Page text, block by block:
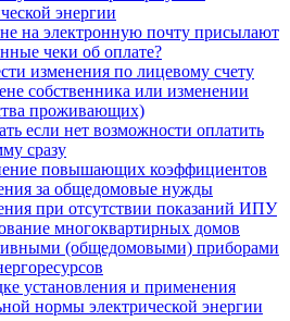
энергии
на электронную почту присылают
чеки об оплате?
изменения по лицевому счету
собственника или изменении
проживающих)
если нет возможности оплатить
сразу
повышающих коэффициентов
за общедомовые нужды
при отсутствии показаний ИПУ
многоквартирных домов
(общедомовыми) приборами
установления и применения
нормы электрической энергии